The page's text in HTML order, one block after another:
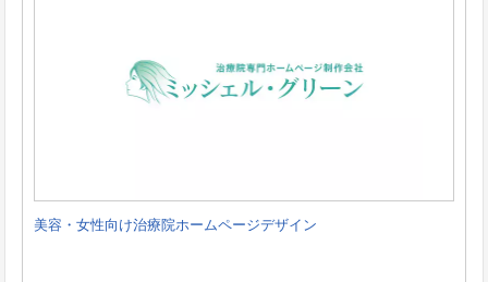
美容・女性向け治療院ホームページデザイン